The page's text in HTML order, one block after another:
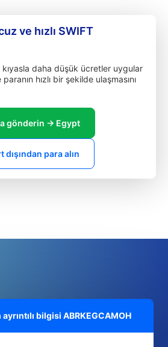
ve hızlı SWIFT
daha düşük ücretler uygular
hızlı bir şekilde ulaşmasını
gönderin → Egypt
dışından para alın
bilgisi ABRKEGCAMOH